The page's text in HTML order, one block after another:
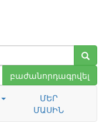
բաժանորդագրվել
ՄԵՐ
ՄԱՍԻՆ